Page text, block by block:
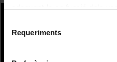
consultar laPolítica de
Requeriments